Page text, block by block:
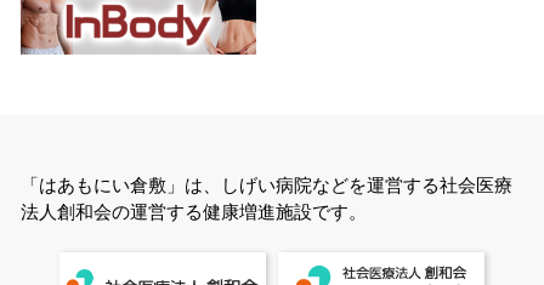
「はあもにい倉敷」は、しげい病院などを運営する社会医療
法人創和会の運営する健康増進施設です。